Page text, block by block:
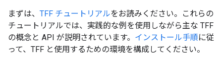
まずは、 TFF チュートリアルをお読みください。これらの
チュートリアルでは、実践的な例を使用しながら主な TFF
の概念と API が説明されています。 インストール手順に従
って、TFF と使用するための環境を構成してください。